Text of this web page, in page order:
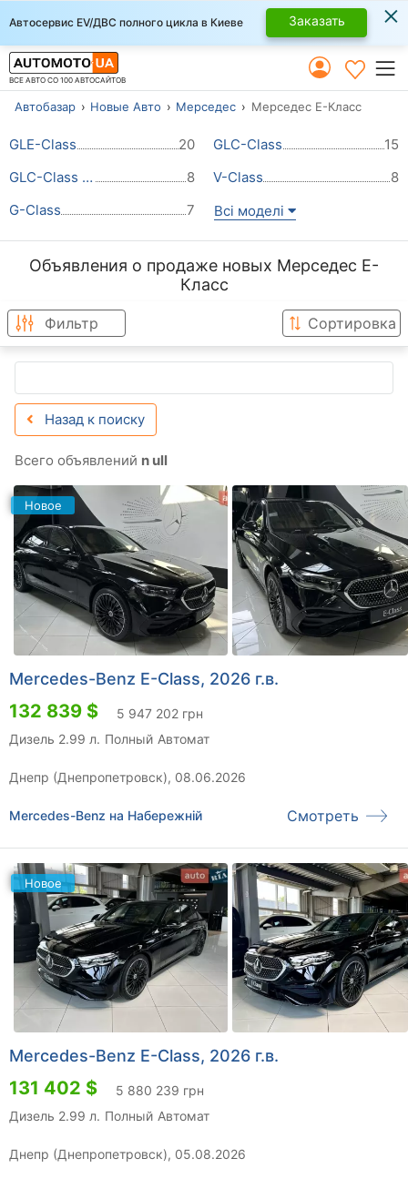
Автосервис EV/ДВС полного цикла в Киеве Заказать ×
ВСЕ АВТО СО 100 АВТОСАЙТОВ
Автобазар Новые Авто Мерседес Мерседес Е-Класс
GLE-Class 20 GLC-Class
15
GLC-Class Coupe
8 V-Class
8
G-Class
7 Всі моделі
Объявления о продаже новых Мерседес Е-
Класс
Фильтр Сортировка
Назад к поиску
Всего объявлений n ull
Новое
Mercedes-Benz E-Class, 2026 г.в.
132 839 $
5 947 202 грн
Дизель 2.99 л. Полный Автомат
Днепр (Днепропетровск), 08.06.2026
Mercedes-Benz на Набережній Смотреть
Новое
Mercedes-Benz E-Class, 2026 г.в.
131 402 $
5 880 239 грн
Дизель 2.99 л. Полный Автомат
Днепр (Днепропетровск), 05.08.2026